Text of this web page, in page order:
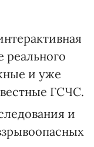
и уже
ГСЧС.
и